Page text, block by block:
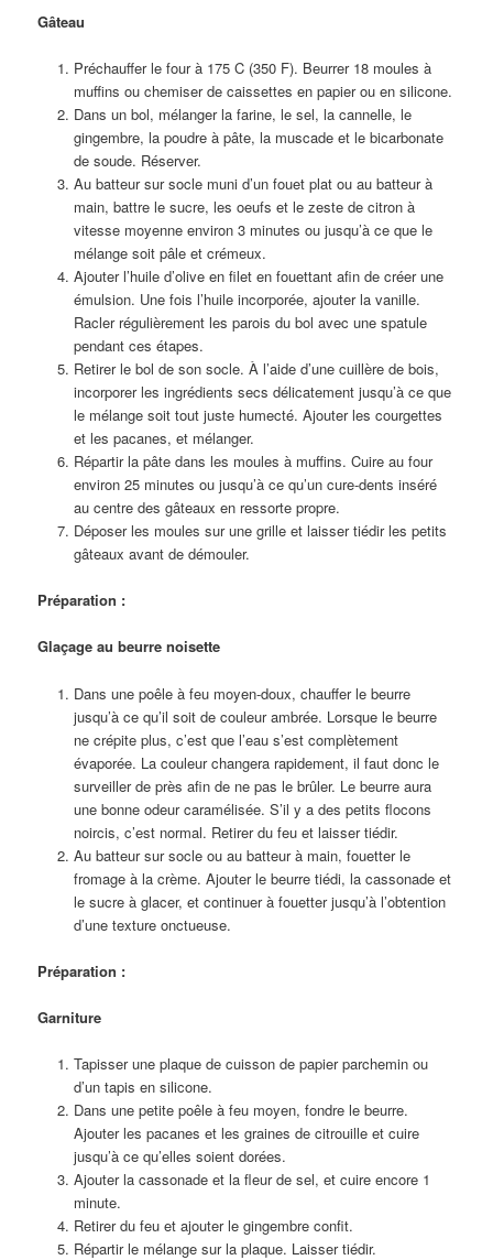
Gâteau
Préchauffer le four à 175 C (350 F). Beurrer 18 moules à
muffins ou chemiser de caissettes en papier ou en silicone.
Dans un bol, mélanger la farine, le sel, la cannelle, le
gingembre, la poudre à pâte, la muscade et le bicarbonate
de soude. Réserver.
Au batteur sur socle muni d’un fouet plat ou au batteur à
main, battre le sucre, les oeufs et le zeste de citron à
vitesse moyenne environ 3 minutes ou jusqu’à ce que le
mélange soit pâle et crémeux.
Ajouter l’huile d’olive en filet en fouettant afin de créer une
émulsion. Une fois l’huile incorporée, ajouter la vanille.
Racler régulièrement les parois du bol avec une spatule
pendant ces étapes.
Retirer le bol de son socle. À l’aide d’une cuillère de bois,
incorporer les ingrédients secs délicatement jusqu’à ce que
le mélange soit tout juste humecté. Ajouter les courgettes
et les pacanes, et mélanger.
Répartir la pâte dans les moules à muffins. Cuire au four
environ 25 minutes ou jusqu’à ce qu’un cure-dents inséré
au centre des gâteaux en ressorte propre.
Déposer les moules sur une grille et laisser tiédir les petits
gâteaux avant de démouler.
Préparation :
Glaçage au beurre noisette
Dans une poêle à feu moyen-doux, chauffer le beurre
jusqu’à ce qu’il soit de couleur ambrée. Lorsque le beurre
ne crépite plus, c’est que l’eau s’est complètement
évaporée. La couleur changera rapidement, il faut donc le
surveiller de près afin de ne pas le brûler. Le beurre aura
une bonne odeur caramélisée. S’il y a des petits flocons
noircis, c’est normal. Retirer du feu et laisser tiédir.
Au batteur sur socle ou au batteur à main, fouetter le
fromage à la crème. Ajouter le beurre tiédi, la cassonade et
le sucre à glacer, et continuer à fouetter jusqu’à l’obtention
d’une texture onctueuse.
Préparation :
Garniture
Tapisser une plaque de cuisson de papier parchemin ou
d’un tapis en silicone.
Dans une petite poêle à feu moyen, fondre le beurre.
Ajouter les pacanes et les graines de citrouille et cuire
jusqu’à ce qu’elles soient dorées.
Ajouter la cassonade et la fleur de sel, et cuire encore 1
minute.
Retirer du feu et ajouter le gingembre confit.
Répartir le mélange sur la plaque. Laisser tiédir.